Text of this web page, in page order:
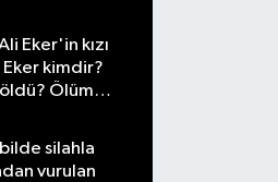
Eker'in kızı
kimdir?
Ölüm
silahla
vurulan